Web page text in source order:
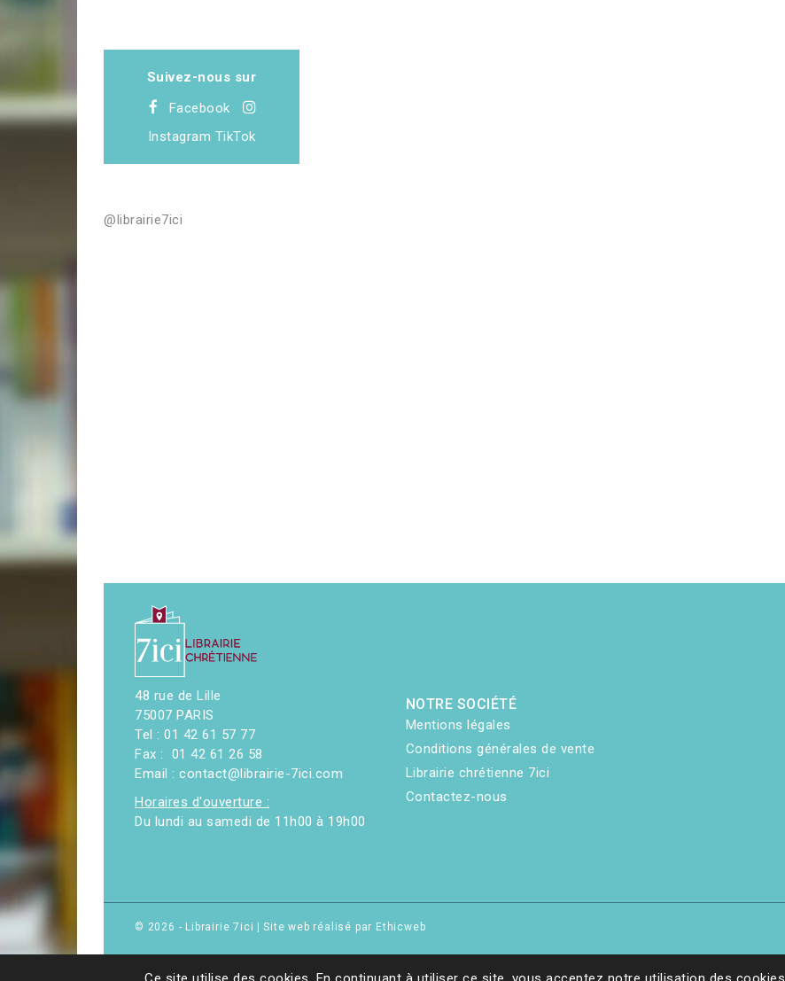
Suivez-nous sur
Facebook
Instagram TikTok
@librairie7ici
48 rue de Lille
75007 PARIS
Tel : 01 42 61 57 77
Fax : 01 42 61 26 58
Email : contact@librairie-7ici.com
Horaires d'ouverture :
Du lundi au samedi de 11h00 à 19h00
NOTRE SOCIÉTÉ
Mentions légales
Conditions générales de vente
Librairie chrétienne 7ici
Contactez-nous
© 2026 - Librairie 7ici |Site web réalisé par Ethicweb